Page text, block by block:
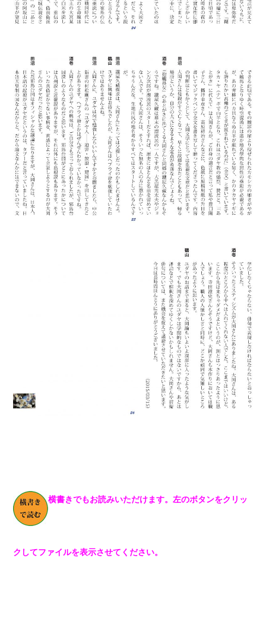
横書きでもお読みいただけます。左のボタンをクリッ
クしてファイルを表示させてください。